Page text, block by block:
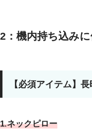
2：機内持ち込み
【必須アイテム】
1.ネックピロー